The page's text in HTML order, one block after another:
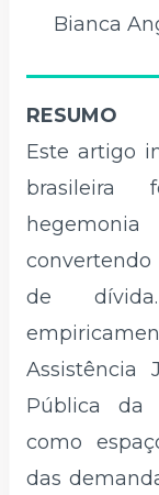
Bianca
RESUMO
Este artigo
brasileira
de
Assistência
Pública da
como
das